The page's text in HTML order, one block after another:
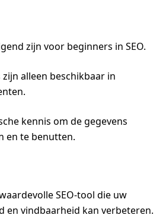
zijn voor beginners in SEO.
alleen beschikbaar in
kennis om de gegevens
en te benutten.
SEO-tool die uw
en vindbaarheid kan verbeteren.